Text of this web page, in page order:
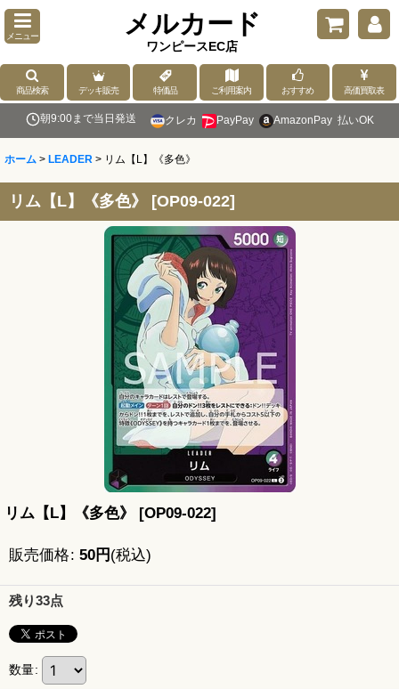
メニュー メルカード
ワンピースEC店
商品検索 デッキ販売 特価品 ご利用案内 おすすめ 高価買取表
朝9:00まで当日発送 クレカ PayPay AmazonPay 払いOK
ホーム > LEADER > リム【L】《多色》
リム【L】《多色》 [OP09-022]
リム【L】《多色》 [OP09-022]
販売価格: 50円 (税込)
残り33点
数量: